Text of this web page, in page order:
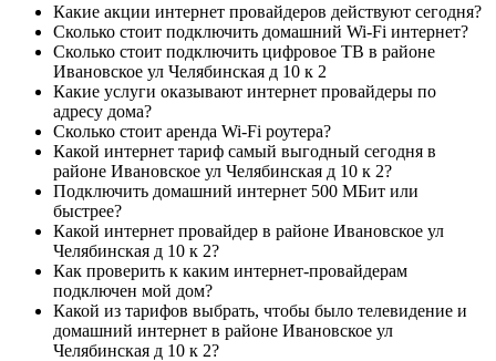
Какие акции интернет провайдеров действуют сегодня?
Сколько стоит подключить домашний Wi-Fi интернет?
Сколько стоит подключить цифровое ТВ в районе
Ивановское ул Челябинская д 10 к 2
Какие услуги оказывают интернет провайдеры по
адресу дома?
Сколько стоит аренда Wi-Fi роутера?
Какой интернет тариф самый выгодный сегодня в
районе Ивановское ул Челябинская д 10 к 2?
Подключить домашний интернет 500 МБит или
быстрее?
Какой интернет провайдер в районе Ивановское ул
Челябинская д 10 к 2?
Как проверить к каким интернет-провайдерам
подключен мой дом?
Какой из тарифов выбрать, чтобы было телевидение и
домашний интернет в районе Ивановское ул
Челябинская д 10 к 2?